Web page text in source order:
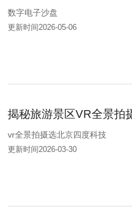
数字电子沙盘
更新时间2026-05-06
vr全景拍摄选北京四度科技
更新时间2026-03-30